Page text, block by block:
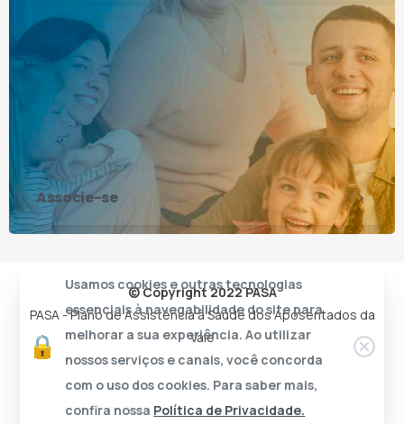
Associe-se
© Copyright 2022 PASA
PASA - Plano de Assistência à Saúde dos Aposentados da
Vale
Usamos cookies e outras tecnologias
essenciais à navegabilidade do site para
melhorar a sua experiência. Ao utilizar
nossos serviços e canais, você concorda
com o uso dos cookies. Para saber mais,
confira nossa Política de Privacidade.